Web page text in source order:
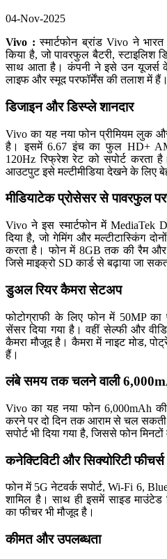
04-Nov-2025
Vivo : स्मार्टफोन ब्रांड Vivo ने
किया है, जो पावरफुल बैटरी, स्टाइलिश
साथ आता है। कंपनी ने इसे उन यूजर्स के
लाइफ और स्मूद परफॉर्मेंस की तलाश में हैं।
डिजाइन और डिस्प्ले शानदार
Vivo का यह नया फोन प्रीमियम लुक
है। इसमें 6.67 इंच का फुल HD+
120Hz रिफ्रेश रेट को सपोर्ट करता
आउटपुट इसे मल्टीमीडिया देखने के लिए
मीडियाटेक प्रोसेसर से पावरफुल
Vivo ने इस स्मार्टफोन में MediaTek
दिया है, जो गेमिंग और मल्टीटास्किंग
करता है। फोन में 8GB तक की रैम और
जिसे माइक्रो SD कार्ड से बढ़ाया जा
डुअल रियर कैमरा सेटअप
फोटोग्राफी के लिए फोन में 50MP का
सेंसर दिया गया है। वहीं सेल्फी और
कैमरा मौजूद है। कैमरा में नाइट मोड,
हैं।
लंबे समय तक चलने वाली
Vivo का यह नया फोन 6,000mAh
करने पर दो दिन तक आराम से चल
सपोर्ट भी दिया गया है, जिससे फोन मिनटों
कनेक्टिविटी और सिक्योरिटी फीचर्स
फोन में 5G नेटवर्क सपोर्ट, Wi-Fi 6,
शामिल है। साथ ही इसमें साइड
का फीचर भी मौजूद है।
कीमत और उपलब्धता